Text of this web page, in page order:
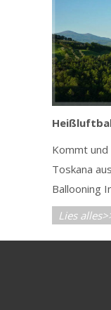
Kommt
Toskana
Ballooning
Lies